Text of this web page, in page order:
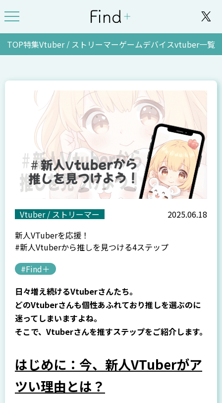
TOP特集Vtuber / ストリーマーゲームデバイスvtuber一覧
Vtuber / ストリーマー
2025.06.18
新人VTuberを応援！
#新人Vtuberから推しを見つける4ステップ
#Find＋
日々増え続けるVtuberさんたち。
どのVtuberさんも個性あふれており推しを選ぶのに
迷ってしまいますよね。
そこで、 Vtuberさんを推すステップをご紹介します。
はじめに：今、新人VTuberがア
ツい理由とは？